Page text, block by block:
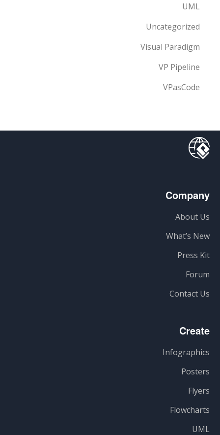
UML
Uncategorized
Visual Paradigm
VP Pipeline
VPasCode
Company
About Us
What’s New
Press Kit
Forum
Contact Us
Create
Infographics
Posters
Flyers
Flowcharts
UML